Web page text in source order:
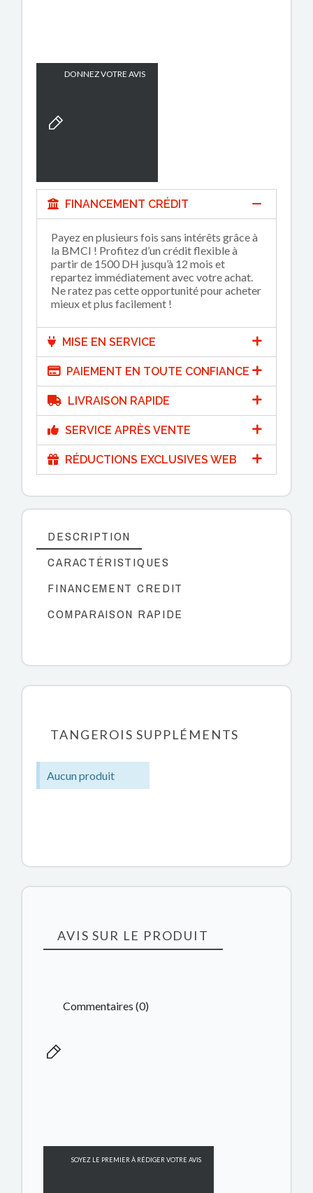
DONNEZ VOTRE AVIS
FINANCEMENT CRÉDIT
Payez en plusieurs fois sans intérêts grâce à
la BMCI ! Profitez d’un crédit flexible à
partir de 1500 DH jusqu’à 12 mois et
repartez immédiatement avec votre achat.
Ne ratez pas cette opportunité pour acheter
mieux et plus facilement !
MISE EN SERVICE
PAIEMENT EN TOUTE CONFIANCE
LIVRAISON RAPIDE
SERVICE APRÈS VENTE
RÉDUCTIONS EXCLUSIVES WEB
DESCRIPTION
CARACTÉRISTIQUES
FINANCEMENT CREDIT
COMPARAISON RAPIDE
TANGEROIS SUPPLÉMENTS
Aucun produit
AVIS SUR LE PRODUIT
Commentaires (0)
SOYEZ LE PREMIER À RÉDIGER VOTRE AVIS